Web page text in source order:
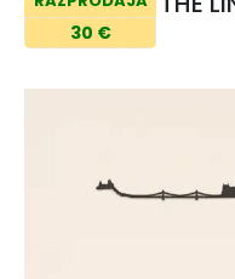
30 €